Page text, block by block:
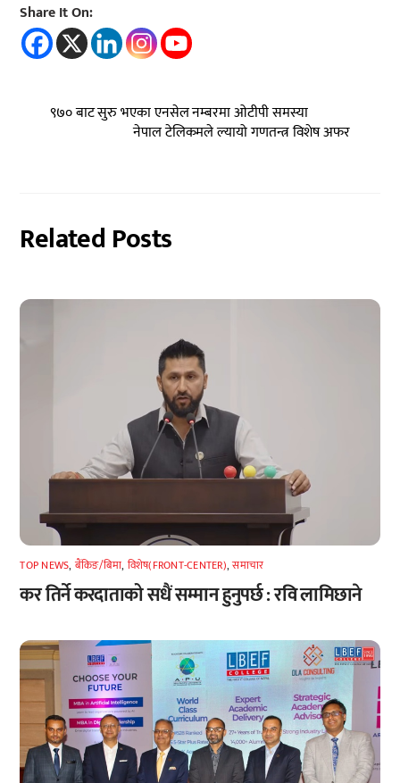
Share It On:
९७० बाट सुरु भएका एनसेल नम्बरमा ओटीपी समस्या
नेपाल टेलिकमले ल्यायो गणतन्त्र विशेष अफर
Related Posts
TOP NEWS, बैंकिङ/बिमा, विशेष(FRONT-CENTER),समाचार
कर तिर्ने करदाताको सधैं सम्मान हुनुपर्छ : रवि लामिछाने